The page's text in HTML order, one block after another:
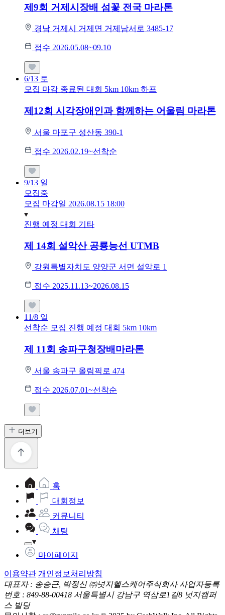
제9회 거제시장배 섬꽃 전국 마라톤
경남 거제시 거제면 거제남서로 3485-17
접수 2026.05.08~09.10
6/13 토
모집 마감 종료된 대회 5km 10km 하프
제12회 시각장애인과 함께하는 어울림 마라톤
서울 마포구 성산동 390-1
접수 2026.02.19~선착순
9/13 일
모집중
모집 마감일 2026.08.15 18:00
진행 예정 대회 기타
제 14회 설악산 공룡능선 UTMB
강원특별자치도 양양군 서면 설악로 1
접수 2025.11.13~2026.08.15
11/8 일
선착순 모집 진행 예정 대회 5km 10km
제 11회 송파구청장배마라톤
서울 송파구 올림픽로 474
접수 2026.07.01~선착순
더보기
홈
대회정보
커뮤니티
채팅
마이페이지
이용약관 개인정보처리방침
대표자 : 송승근, 박정신 ㈜넛지헬스케어주식회사 사업자등록
번호 : 849-88-00418 서울특별시 강남구 역삼로1길8 넛지캠퍼
스 빌딩